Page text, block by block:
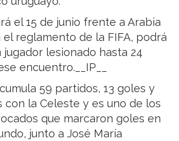
el 15 de junio frente a Arabia
el reglamento de la FIFA, podrá
lesionado hasta 24
encuentro.__IP__
59 partidos, 13 goles y
con la Celeste y es uno de los
que marcaron goles en
junto a José María